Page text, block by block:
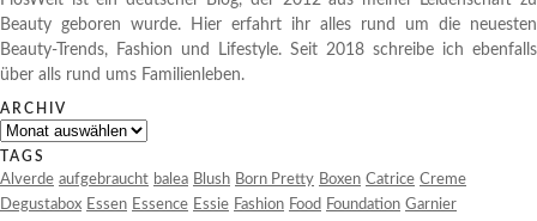
Beauty geboren wurde. Hier erfahrt ihr alles rund um die neuesten
Beauty-Trends, Fashion und Lifestyle. Seit 2018 schreibe ich ebenfalls
über alls rund ums Familienleben.
ARCHIV
Archiv
TAGS
Alverde aufgebraucht balea Blush Born Pretty Boxen Catrice Creme
Degustabox Essen Essence Essie Fashion Food Foundation Garnier